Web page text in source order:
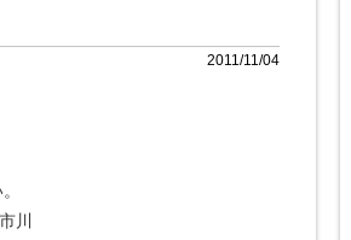
2011/11/04
川